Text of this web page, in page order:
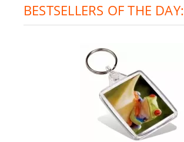
BESTSELLERS OF THE DAY: